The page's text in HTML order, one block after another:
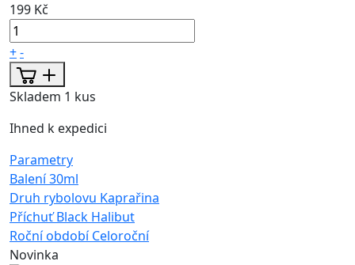
199 Kč
+-
Skladem 1 kus
Ihned k expedici
Parametry
Balení30ml
Druh rybolovu Kaprařina
Příchuť Black Halibut
Roční období Celoroční
Novinka